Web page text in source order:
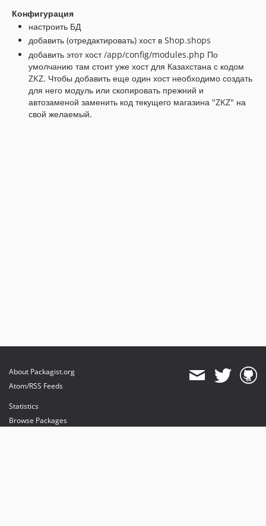
Конфигурация
настроить БД
добавить (отредактировать) хост в Shop.shops
добавить этот хост /app/config/modules.php По
умолчанию там стоит уже хост для Казахстана с кодом
ZKZ. Чтобы добавить еще один хост необходимо создать
для него модуль или скопировать прежний и
автозаменой заменить код текущего магазина "ZKZ" на
свой желаемый.
About Packagist.org
Atom/RSS Feeds
Statistics
Browse Packages